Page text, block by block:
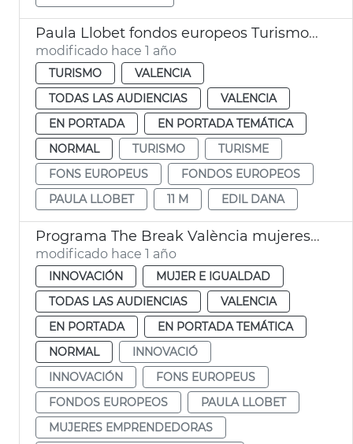
Paula Llobet fondos europeos Turismo València
modificado hace 1 año
TURISMO
VALENCIA
TODAS LAS AUDIENCIAS
VALENCIA
EN PORTADA
EN PORTADA TEMÁTICA
NORMAL
TURISMO
TURISME
FONS EUROPEUS
FONDOS EUROPEOS
PAULA LLOBET
11 M EDIL DANA
Programa The Break València mujeres emprendedoras
modificado hace 1 año
INNOVACIÓN
MUJER E IGUALDAD
TODAS LAS AUDIENCIAS
VALENCIA
EN PORTADA
EN PORTADA TEMÁTICA
NORMAL
INNOVACIÓ
INNOVACIÓN
FONS EUROPEUS
FONDOS EUROPEOS
PAULA LLOBET
MUJERES EMPRENDEDORAS